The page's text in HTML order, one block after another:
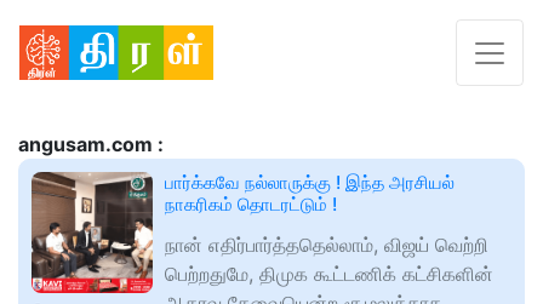
angusam.com :
பார்க்கவே நல்லாருக்கு ! இந்த அரசியல்
நாகரிகம் தொடரட்டும் !
நான் எதிர்பார்த்ததெல்லாம், விஜய் வெற்றி
பெற்றதுமே, திமுக கூட்டணிக் கட்சிகளின்